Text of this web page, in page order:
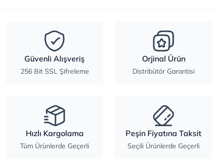
Güvenli Alışveriş
256 Bit SSL Şifreleme
Orjinal Ürün
Distribütör Garantisi
Hızlı Kargolama
Tüm Ürünlerde Geçerli
Peşin Fiyatına Taksit
Seçili Ürünlerde Geçerli